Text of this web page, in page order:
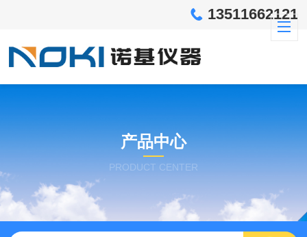
13511662121
产品中心
PRODUCT CENTER